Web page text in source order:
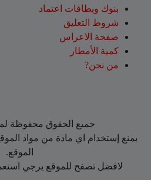
بنوك وبطاقات اعتماد
شروط التعليق‎
صفحة الاعراس
كمية الأمطار
من نحن?
جميع الحقوق محفوظة
يمنع إستخدام اي مادة من مواد
الموقع.
لافضل تصفح للموقع يرجي